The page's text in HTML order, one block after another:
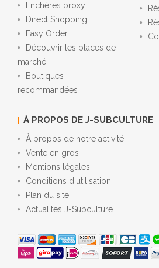
Enchères proxy
Direct Shopping
Easy Order
Découvrir les places de
marché
Boutiques
recommandées
À PROPOS DE J-SUBCULTURE
À propos de notre activité
Vente en gros
Mentions légales
Conditions d'utilisation
Plan du site
Actualités J-Subculture